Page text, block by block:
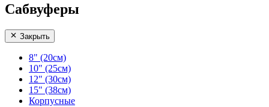
Сабвуферы
Закрыть
8" (20см)
10" (25см)
12" (30см)
15" (38см)
Корпусные